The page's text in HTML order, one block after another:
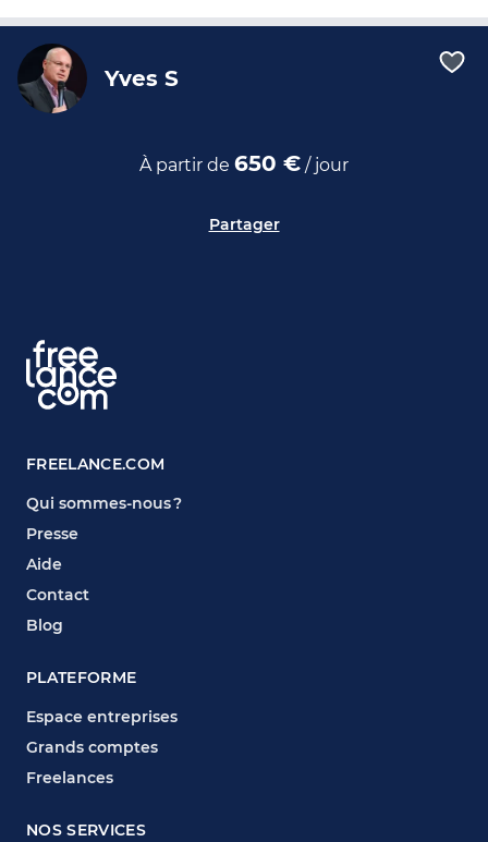
Yves S
À partir de 650 € / jour
Partager
FREELANCE.COM
Qui sommes-nous ?
Presse
Aide
Contact
Blog
PLATEFORME
Espace entreprises
Grands comptes
Freelances
NOS SERVICES